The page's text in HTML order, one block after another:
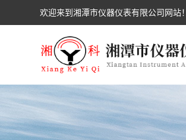
欢迎来到湘潭市仪器仪表有限公司网站！